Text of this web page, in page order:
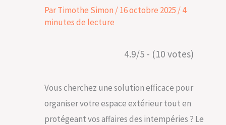
ParTimothe Simon /16 octobre 2025 /4
minutes de lecture
4.9/5 - (10 votes)
Vous cherchez une solution efficace pour
organiser votre espace extérieur tout en
protégeant vos affaires des intempéries ? Le